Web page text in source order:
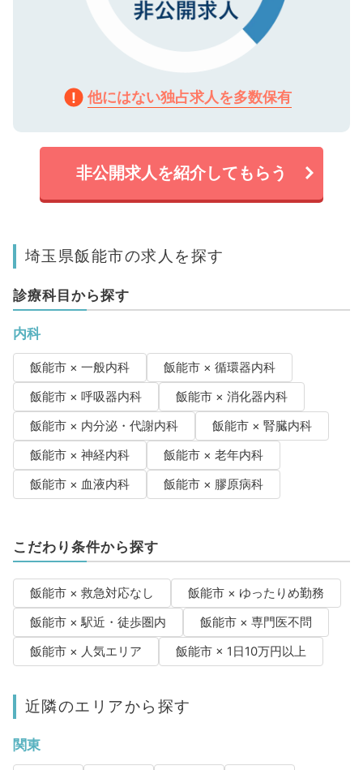
他にはない独占求人を多数保有
非公開求人を紹介してもらう
埼玉県飯能市の求人を探す
診療科目から探す
内科
飯能市 × 一般内科
飯能市 × 循環器内科
飯能市 × 呼吸器内科
飯能市 × 消化器内科
飯能市 × 内分泌・代謝内科
飯能市 × 腎臓内科
飯能市 × 神経内科
飯能市 × 老年内科
飯能市 × 血液内科
飯能市 × 膠原病科
こだわり条件から探す
飯能市 × 救急対応なし
飯能市 × ゆったりめ勤務
飯能市 × 駅近・徒歩圏内
飯能市 × 専門医不問
飯能市 × 人気エリア
飯能市 × 1日10万円以上
近隣のエリアから探す
関東